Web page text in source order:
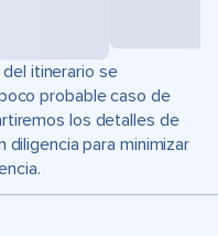
itinerario se
probable caso de
los detalles de
para minimizar